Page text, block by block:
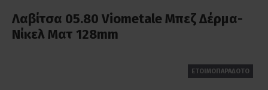
Λαβίτσα 05.80 Viometale Μπεζ Δέρμα-
Νίκελ Ματ 128mm
ΕΤΟΙΜΟΠΑΡΑΔΟΤΟ